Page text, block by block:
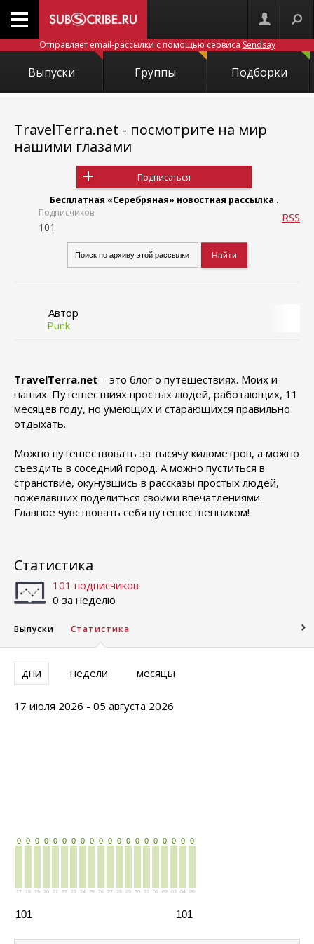
Отправляет email-рассылки с помощью сервиса Sendsay
Выпуски Группы Подборки
TravelTerra.net - посмотрите на мир
нашими глазами
Подписаться
Бесплатная «Серебряная» новостная рассылка .
Подписчиков
101
RSS
Автор
Punk
TravelTerra.net – это блог о путешествиях. Моих и
наших. Путешествиях простых людей, работающих, 11
месяцев году, но умеющих и старающихся правильно
отдыхать.
Можно путешествовать за тысячу километров, а можно
съездить в соседний город. А можно пуститься в
странствие, окунувшись в рассказы простых людей,
пожелавших поделиться своими впечатлениями.
Главное чувствовать себя путешественником!
Статистика
101 подписчиков
0 за неделю
Выпуски Статистика
дни недели месяцы
17 июля 2026 - 05 августа 2026
101
0
17
0
18
0
19
0
20
0
21
0
22
0
23
0
24
0
25
0
26
0
27
0
28
0
29
0
30
0
31
0
01
0
02
0
03
0
04
101
0
05